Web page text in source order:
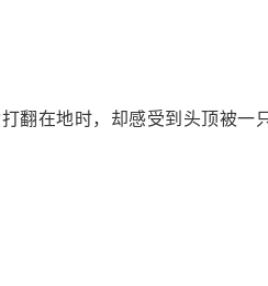
翻在地时，却感受到头顶被一